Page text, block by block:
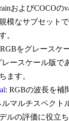
およびCOCOの
模なサブセット
。
をグレースケ
レースケール版で
ます。
: RGBの波長を補
ルマルチスペクト
ルの評価に役立ち